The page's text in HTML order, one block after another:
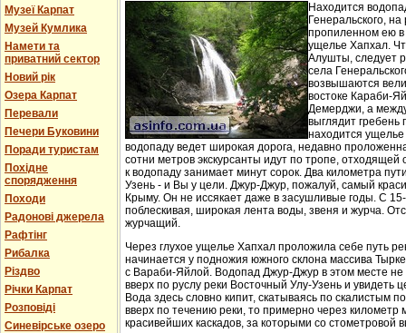
Музеї Карпат
Музей Кумлика
Намети та
приватний сектор
Новий рік
Озера Карпат
Перевали
Печери Буковини
Поради туристам
Похідне
спорядження
Походи
Радонові джерела
Рафтінг
Рибалка
Різдво
Річки Карпат
Розповіді
Синевірське озеро
Находится
Генеральского,
пропиленном ею в
ущелье Хапхал.
Алушты, следует
села
возвышаются
востоке Караби-
Демерджи, а
выглядит гребень
находится
водопаду ведет широкая дорога, недавно
сотни метров экскурсанты идут по тропе, отходящей
к водопаду занимает минут сорок. Два километра
Узень - и Вы у цели. Джур-Джур, пожалуй, самый
Крыму. Он не иссякает даже в засушливые годы. С
поблескивая, широкая лента воды, звеня и журча.
журчащий.
Через глухое ущелье Хапхал проложила себе путь
начинается у подножия южного склона массива
с Вараби-Яйлой. Водопад Джур-Джур в этом месте
вверх по руслу реки Восточный Улу-Узень и увидеть
Вода здесь словно кипит, скатываясь по скалистым
вверх по течению реки, то примерно через километр
красивейших каскадов, за которыми со стометровой